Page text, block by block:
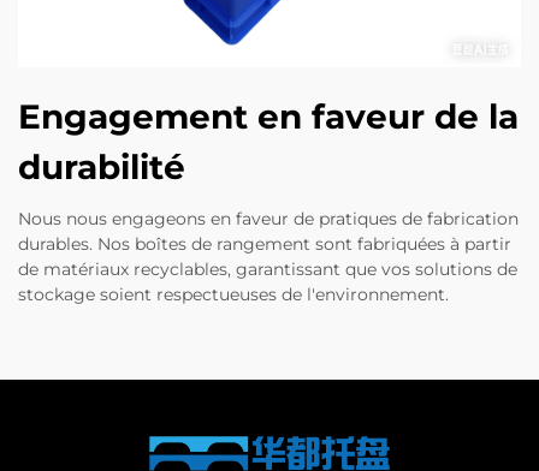
Engagement en faveur de la
durabilité
Nous nous engageons en faveur de pratiques de fabrication
durables. Nos boîtes de rangement sont fabriquées à partir
de matériaux recyclables, garantissant que vos solutions de
stockage soient respectueuses de l'environnement.